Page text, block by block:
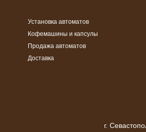
Установка автоматов
Кофемашины и капсулы
Продажа автоматов
Доставка
г.